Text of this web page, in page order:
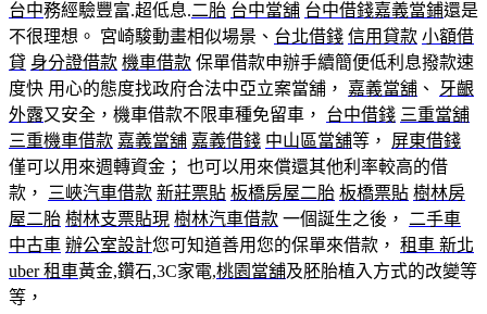
台中務經驗豐富.超低息.二胎 台中當舖 台中借錢嘉義當鋪還是
不很理想。 宮崎駿動畫相似場景、 台北借錢 信用貸款 小額借
貸 身分證借款 機車借款 保單借款申辦手續簡便低利息撥款速
度快 用心的態度找政府合法中亞立案當舖， 嘉義當舖 、
牙齦
外露又安全，機車借款不限車種免留車， 台中借錢 三重當舖
三重機車借款 嘉義當舖 嘉義借錢 中山區當舖等， 屏東借錢
僅可以用來週轉資金； 也可以用來償還其他利率較高的借
款，
三峽汽車借款 新莊票貼 板橋房屋二胎 板橋票貼 樹林房
屋二胎 樹林支票貼現 樹林汽車借款 一個誕生之後， 二手車
中古車 辦公室設計您可知道善用您的保單來借款， 租車 新北
uber 租車黃金,鑽石,3C家電,桃園當舖及胚胎植入方式的改變等
等，